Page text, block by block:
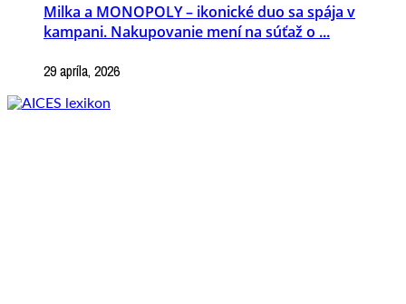
Milka a MONOPOLY – ikonické duo sa spája v
kampani. Nakupovanie mení na súťaž o ...
29 apríla, 2026